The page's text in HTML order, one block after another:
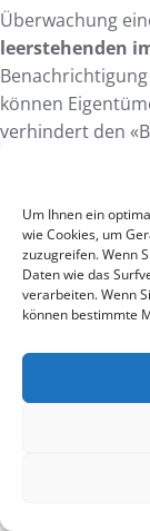
Um Ihnen ein
wie Cookies, um
zuzugreifen. Wenn
Daten wie das
verarbeiten. Wenn
können bestimmte
Überwachung
leerstehenden
können
verhindert den
Werterhalt der
dauerhaftes
Sind
besser als
Akustische
Datenschutz
Bedingungen.
Maskierungen
werden können,
Schütteln einer
Bilder